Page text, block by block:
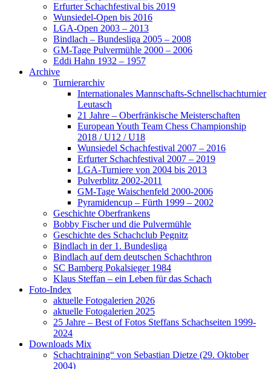
Erfurter Schachfestival bis 2019
Wunsiedel-Open bis 2016
LGA-Open 2003 – 2013
Bindlach – Bundesliga 2005 – 2008
GM-Tage Pulvermühle 2000 – 2006
Eddi Hahn 1932 – 1957
Archive
Turnierarchiv
Internationales Mannschafts-Schnellschachturnier
Leutasch
21 Jahre – Oberfränkische Meisterschaften
European Youth Team Chess Championship
2018 / U12 / U18
Wunsiedel Schachfestival 2007 – 2016
Erfurter Schachfestival 2007 – 2019
LGA-Turniere von 2004 bis 2013
Pulverblitz 2002-2011
GM-Tage Waischenfeld 2000-2006
Pyramidencup – Fürth 1999 – 2002
Geschichte Oberfrankens
Bobby Fischer und die Pulvermühle
Geschichte des Schachclub Pegnitz
Bindlach in der 1. Bundesliga
Bindlach auf dem deutschen Schachthron
SC Bamberg Pokalsieger 1984
Klaus Steffan – ein Leben für das Schach
Foto-Index
aktuelle Fotogalerien 2026
aktuelle Fotogalerien 2025
25 Jahre – Best of Fotos Steffans Schachseiten 1999-
2024
Downloads Mix
Schachtraining“ von Sebastian Dietze (29. Oktober
2004)